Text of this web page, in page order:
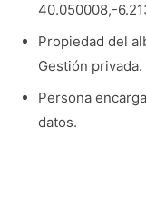
40.050008,-
Propiedad del
Gestión privada.
Persona
datos.